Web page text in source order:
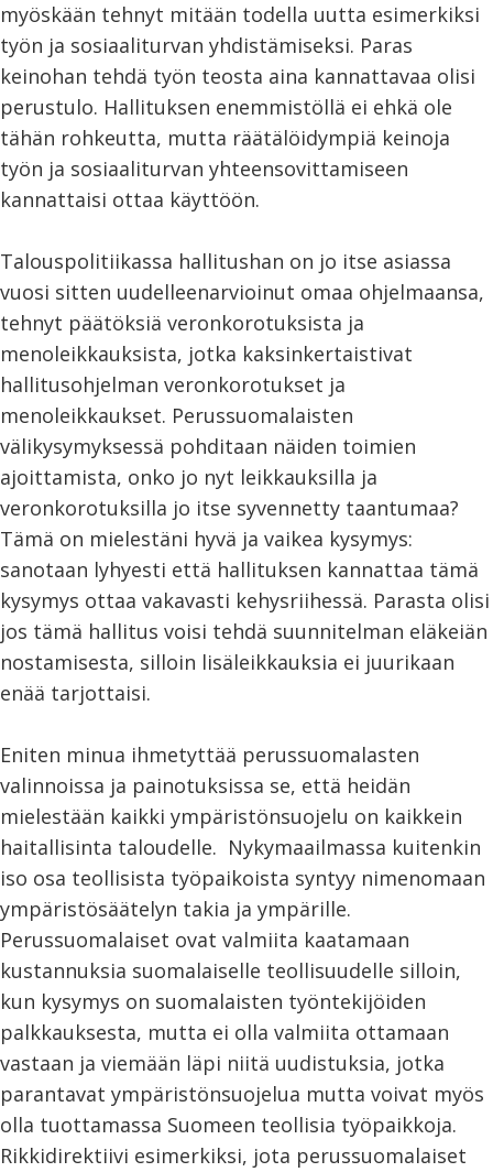
myöskään tehnyt mitään todella uutta esimerkiksi
työn ja sosiaaliturvan yhdistämiseksi. Paras
keinohan tehdä työn teosta aina kannattavaa olisi
perustulo. Hallituksen enemmistöllä ei ehkä ole
tähän rohkeutta, mutta räätälöidympiä keinoja
työn ja sosiaaliturvan yhteensovittamiseen
kannattaisi ottaa käyttöön.
Talouspolitiikassa hallitushan on jo itse asiassa
vuosi sitten uudelleenarvioinut omaa ohjelmaansa,
tehnyt päätöksiä veronkorotuksista ja
menoleikkauksista, jotka kaksinkertaistivat
hallitusohjelman veronkorotukset ja
menoleikkaukset. Perussuomalaisten
välikysymyksessä pohditaan näiden toimien
ajoittamista, onko jo nyt leikkauksilla ja
veronkorotuksilla jo itse syvennetty taantumaa?
Tämä on mielestäni hyvä ja vaikea kysymys:
sanotaan lyhyesti että hallituksen kannattaa tämä
kysymys ottaa vakavasti kehysriihessä. Parasta olisi
jos tämä hallitus voisi tehdä suunnitelman eläkeiän
nostamisesta, silloin lisäleikkauksia ei juurikaan
enää tarjottaisi.
Eniten minua ihmetyttää perussuomalasten
valinnoissa ja painotuksissa se, että heidän
mielestään kaikki ympäristönsuojelu on kaikkein
haitallisinta taloudelle. Nykymaailmassa kuitenkin
iso osa teollisista työpaikoista syntyy nimenomaan
ympäristösäätelyn takia ja ympärille.
Perussuomalaiset ovat valmiita kaatamaan
kustannuksia suomalaiselle teollisuudelle silloin,
kun kysymys on suomalaisten työntekijöiden
palkkauksesta, mutta ei olla valmiita ottamaan
vastaan ja viemään läpi niitä uudistuksia, jotka
parantavat ympäristönsuojelua mutta voivat myös
olla tuottamassa Suomeen teollisia työpaikkoja.
Rikkidirektiivi esimerkiksi, jota perussuomalaiset